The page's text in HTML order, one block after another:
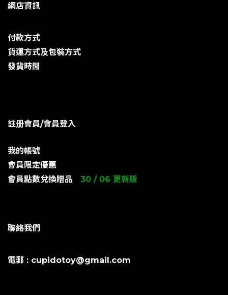
網店資訊
付款方式
貨運方式及包裝方式
發貨時閒
註册會員/會員登入
我的帳號
會員限定優惠
會員點數兌換贈品
30 / 06 更新版
聯絡我們
電郵 : cupidotoy@gmail.com